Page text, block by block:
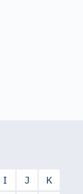
I J
K